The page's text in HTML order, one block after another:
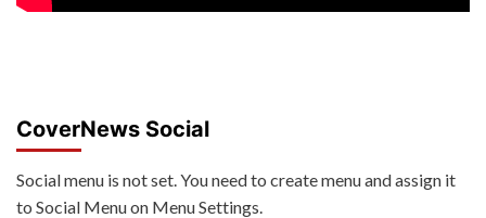
CoverNews Social
Social menu is not set. You need to create menu and assign it
to Social Menu on Menu Settings.